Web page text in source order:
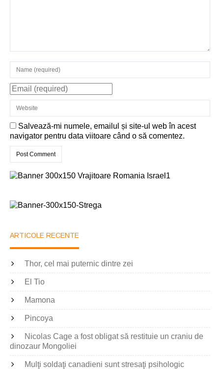
Salvează-mi numele, emailul și site-ul web în acest
navigator pentru data viitoare când o să comentez.
ARTICOLE RECENTE
Thor, cel mai puternic dintre zei
El Tio
Mamona
Pincoya
Nicolas Cage a fost obligat să restituie un craniu de
dinozaur Mongoliei
Mulţi soldaţi canadieni sunt stresaţi psihologic